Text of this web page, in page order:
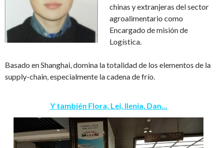
chinas y extranjeras del sector
agroalimentario como
Encargado de misión de
Logística.
Basado en Shanghai, domina la totalidad de los elementos de la
supply-chain, especialmente la cadena de frío.
Y también Flora, Lei, Ilenia, Dan…